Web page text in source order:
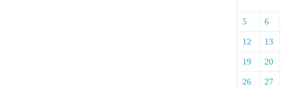
5 6
12 13
19 20
26 27